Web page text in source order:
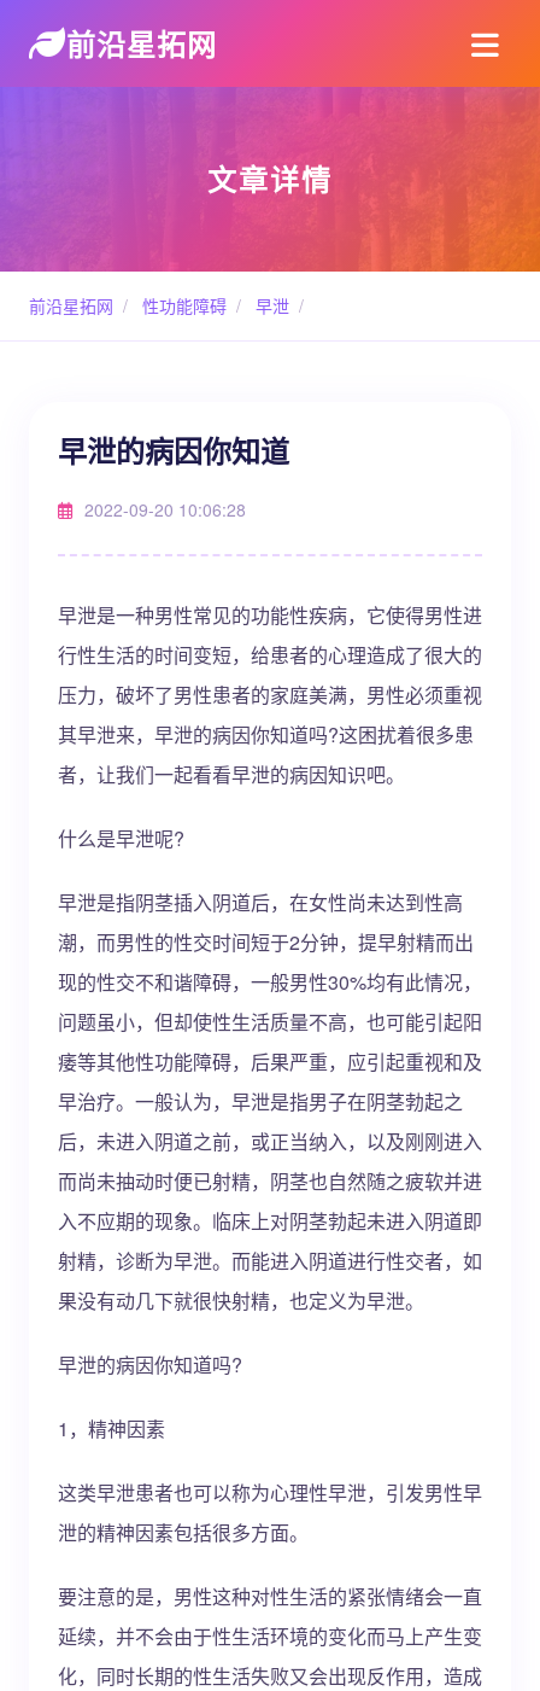
前沿星拓网
文章详情
前沿星拓网 / 性功能障碍 / 早泄 /
早泄的病因你知道
2022-09-20 10:06:28
早泄是一种男性常见的功能性疾病，它使得男性进
行性生活的时间变短，给患者的心理造成了很大的
压力，破坏了男性患者的家庭美满，男性必须重视
其早泄来，早泄的病因你知道吗?这困扰着很多患
者，让我们一起看看早泄的病因知识吧。
什么是早泄呢?
早泄是指阴茎插入阴道后，在女性尚未达到性高
潮，而男性的性交时间短于2分钟，提早射精而出
现的性交不和谐障碍，一般男性30%均有此情况，
问题虽小，但却使性生活质量不高，也可能引起阳
痿等其他性功能障碍，后果严重，应引起重视和及
早治疗。一般认为，早泄是指男子在阴茎勃起之
后，未进入阴道之前，或正当纳入，以及刚刚进入
而尚未抽动时便已射精，阴茎也自然随之疲软并进
入不应期的现象。临床上对阴茎勃起未进入阴道即
射精，诊断为早泄。而能进入阴道进行性交者，如
果没有动几下就很快射精，也定义为早泄。
早泄的病因你知道吗?
1，精神因素
这类早泄患者也可以称为心理性早泄，引发男性早
泄的精神因素包括很多方面。
要注意的是，男性这种对性生活的紧张情绪会一直
延续，并不会由于性生活环境的变化而马上产生变
化，同时长期的性生活失败又会出现反作用，造成